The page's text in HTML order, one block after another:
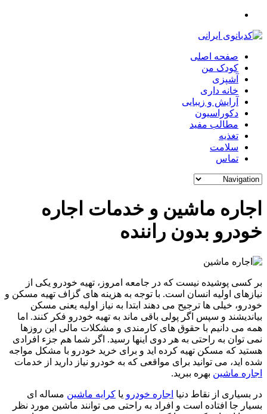
صفحه اصلی
کودک من
آشپزی
خانه داری
آرایش و زیبایی
دکوراسیون
مطالب مفید
تغذیه
سلامت
تماس
اجاره ماشین و خدمات اجاره
خودرو بدون راننده
بر کسی پوشیده نیست که در جامعه امروز، تهیه خودرو یکی از
نیازهای اولیه انسان است. با توجه به هزینه های گزاف تهیه مسکن و
خودرو، خیلی ها ترجیح می دهند ابتدا به نیاز اولیه یعنی مسکن
بیاندیشند و سپس اگر پولی باقی ماند به تهیه خودرو فکر کنند. اما
همه می دانیم با حقوق های کارمندی و مشکلات مالی این روزها
نمی توان به راحتی به هر دوی اینها رسید. اگر شما هم جزء افرادی
هستید که مسکن تهیه کرده اید و برای خرید خودرو با مشکل مواجه
شده اید، می توانید برای مواقعی که به خودرو نیاز دارید از خدمات
اجاره ماشین بهره ببرید.
در بسیاری از نقاط دنیا اجاره خودرو یا کرایه ماشین مساله ای
بسیار جا افتاده است و افراد به راحتی می توانند ماشین مورد نظر